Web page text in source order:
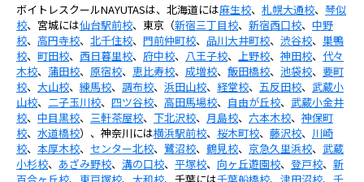
ボイトレスクールNAYUTASは、北海道には麻生校、 札幌大通校、 琴似
校、宮城には仙台駅前校、東京（新宿三丁目校、 新宿西口校、 中野
校、 高円寺校、 北千住校、 門前仲町校、 品川大井町校、 渋谷校、 巣鴨
校、 町田校、 西日暮里校、 府中校、 八王子校、 上野校、 神田校、 代々
木校、 蒲田校、 原宿校、 恵比寿校、 成増校、 飯田橋校、 池袋校、 要町
校、 大山校、 練馬校、 調布校、 浜田山校、 経堂校、 五反田校、 武蔵小
山校、 二子玉川校、 四ツ谷校、 高田馬場校、 自由が丘校、 武蔵小金井
校、 中目黒校、 三軒茶屋校、 下北沢校、 月島校、 六本木校、 神保町
校、 水道橋校）、神奈川には横浜駅前校、 桜木町校、 藤沢校、 川崎
校、 本厚木校、 センター北校、 鷺沼校、 鶴見校、 京急久里浜校、 武蔵
小杉校、 あざみ野校、 溝の口校、 平塚校、 向ヶ丘遊園校、 登戸校、 新
百合ヶ丘校、 東戸塚校、 大和校、千葉には千葉船橋校、 津田沼校、 千